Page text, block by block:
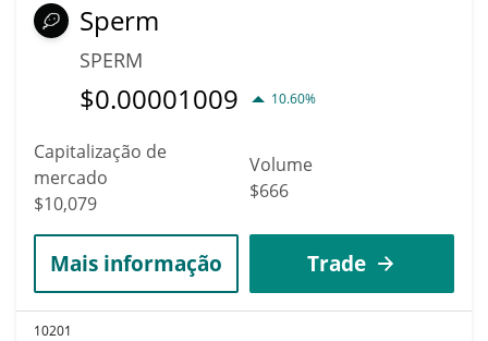
Sperm
SPERM
$0.00001009 10.60%
Capitalização de
mercado
$10,079
Volume
$666
Mais informação Trade
10201